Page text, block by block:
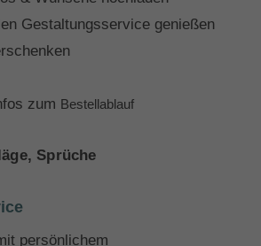
Gestaltungsservice genießen
zum Bestellablauf
Sprüche
persönlichem